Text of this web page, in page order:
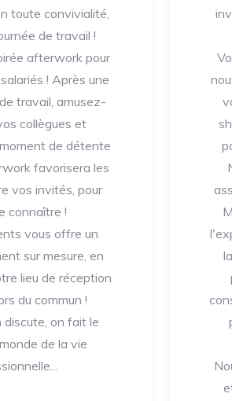
toute convivialité,
de travail !
afterwork pour
! Après une
travail, amusez-
collègues et
de détente
favorisera les
vos invités, pour
connaître !
vous offre un
sur mesure, en
lieu de réception
du commun !
discute, on fait le
de la vie